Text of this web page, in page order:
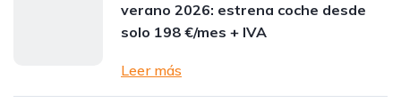
verano 2026: estrena coche desde
solo 198 €/mes + IVA
Leer más